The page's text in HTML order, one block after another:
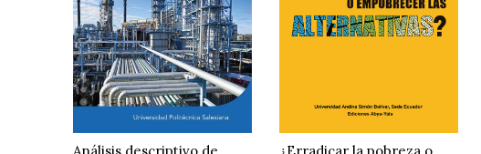
Análisis descriptivo de
¿Erradicar la pobreza o